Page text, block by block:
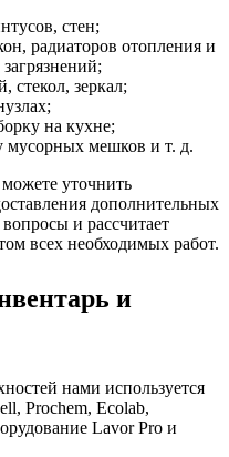
стен;
радиаторов отопления и
стекол, зеркал;
на кухне;
мусорных мешков и т. д.
уточнить
дополнительных
и рассчитает
всех необходимых работ.
и
нами используется
Prochem, Ecolab,
Lavor Pro и